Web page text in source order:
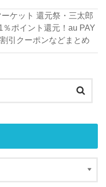
ーケット 還元祭・三太郎
ポイント還元！au PAY
引クーポンなどまとめ